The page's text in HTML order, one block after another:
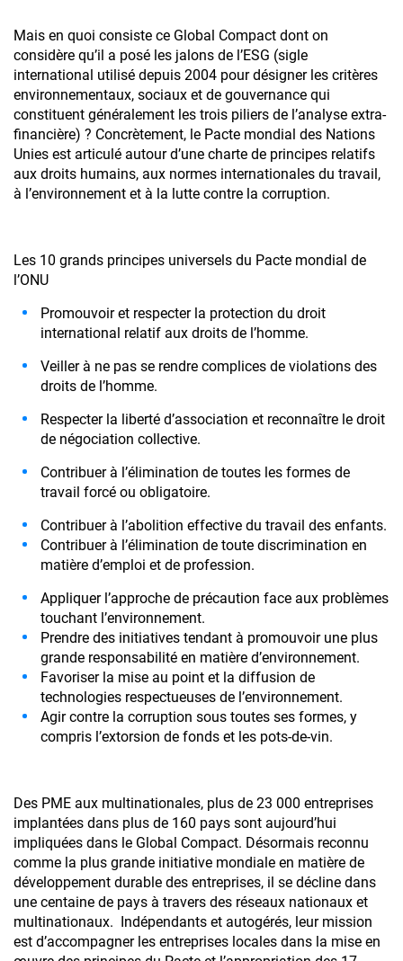
Mais en quoi consiste ce Global Compact dont on
considère qu’il a posé les jalons de l’ESG (sigle
international utilisé depuis 2004 pour désigner les critères
environnementaux, sociaux et de gouvernance qui
constituent généralement les trois piliers de l’analyse extra-
financière) ? Concrètement, le Pacte mondial des Nations
Unies est articulé autour d’une charte de principes relatifs
aux droits humains, aux normes internationales du travail,
à l’environnement et à la lutte contre la corruption.
Les 10 grands principes universels du Pacte mondial de
l’ONU
Promouvoir et respecter la protection du droit
international relatif aux droits de l’homme.
Veiller à ne pas se rendre complices de violations des
droits de l’homme.
Respecter la liberté d’association et reconnaître le droit
de négociation collective.
Contribuer à l’élimination de toutes les formes de
travail forcé ou obligatoire.
Contribuer à l’abolition effective du travail des enfants.
Contribuer à l’élimination de toute discrimination en
matière d’emploi et de profession.
Appliquer l’approche de précaution face aux problèmes
touchant l’environnement.
Prendre des initiatives tendant à promouvoir une plus
grande responsabilité en matière d’environnement.
Favoriser la mise au point et la diffusion de
technologies respectueuses de l’environnement.
Agir contre la corruption sous toutes ses formes, y
compris l’extorsion de fonds et les pots-de-vin.
Des PME aux multinationales, plus de 23 000 entreprises
implantées dans plus de 160 pays sont aujourd’hui
impliquées dans le Global Compact. Désormais reconnu
comme la plus grande initiative mondiale en matière de
développement durable des entreprises, il se décline dans
une centaine de pays à travers des réseaux nationaux et
multinationaux. Indépendants et autogérés, leur mission
est d’accompagner les entreprises locales dans la mise en
Abonnez-vous à
Courant Positif
Mag : La France
électrique